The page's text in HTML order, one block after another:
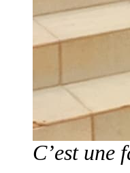
C’est une